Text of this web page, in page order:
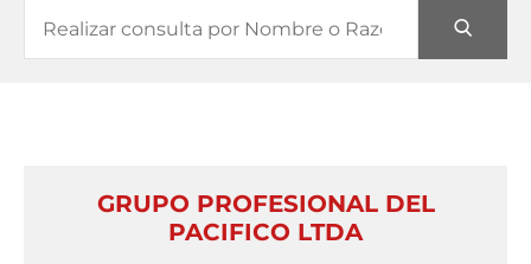
GRUPO PROFESIONAL DEL
PACIFICO LTDA